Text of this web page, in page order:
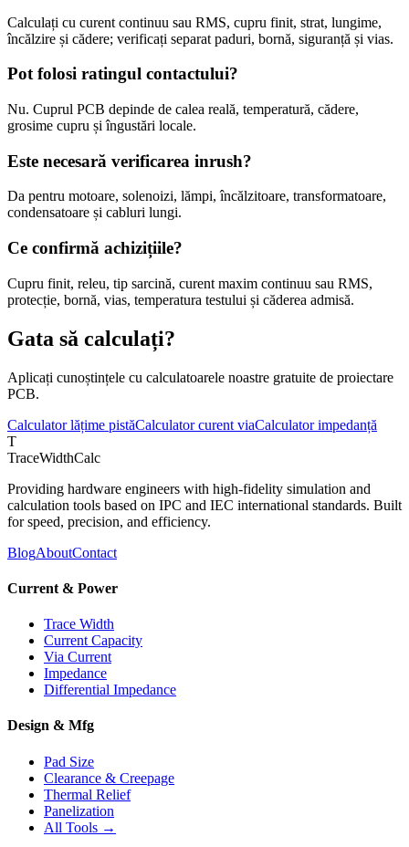
Calculați cu curent continuu sau RMS, cupru finit, strat, lungime,
încălzire și cădere; verificați separat paduri, bornă, siguranță și vias.
Pot folosi ratingul contactului?
Nu. Cuprul PCB depinde de calea reală, temperatură, cădere,
grosime cupru și îngustări locale.
Este necesară verificarea inrush?
Da pentru motoare, solenoizi, lămpi, încălzitoare, transformatoare,
condensatoare și cabluri lungi.
Ce confirmă achizițiile?
Cupru finit, releu, tip sarcină, curent maxim continuu sau RMS,
protecție, bornă, vias, temperatura testului și căderea admisă.
Gata să calculați?
Aplicați cunoștințele cu calculatoarele noastre gratuite de proiectare
PCB.
Calculator lățime pistăCalculator curent viaCalculator impedanță
T
TraceWidthCalc
Providing hardware engineers with high-fidelity simulation and
calculation tools based on IPC and IEC international standards. Built
for speed, precision, and efficiency.
BlogAboutContact
Current & Power
Trace Width
Current Capacity
Via Current
Impedance
Differential Impedance
Design & Mfg
Pad Size
Clearance & Creepage
Thermal Relief
Panelization
All Tools →